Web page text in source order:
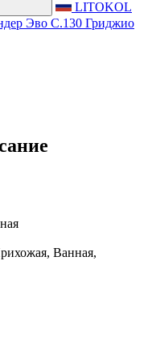
LITOKOL
Эво С.130 Гриджио
Ванная,